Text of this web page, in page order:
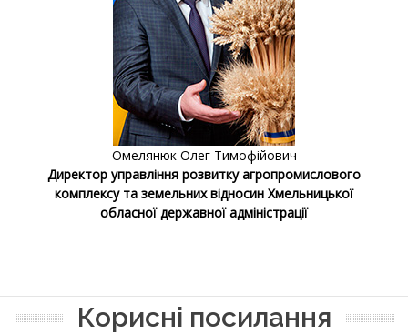
Омелянюк Олег Тимофійович
Директор управління розвитку агропромислового
комплексу та земельних відносин Хмельницької
обласної державної адміністрації
Корисні посилання